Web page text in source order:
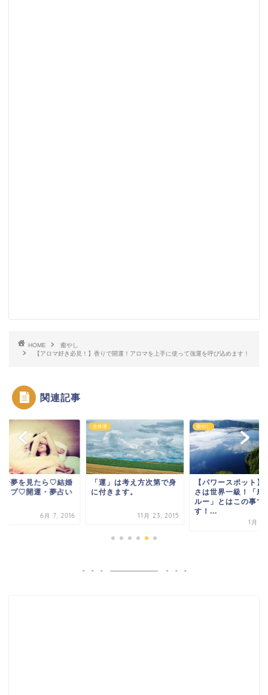
HOME
癒やし
【アロマ好き必見！】香りで開運！アロマを上手に使って強運を呼び込めます！
関連記事
な夢を見たら♡結婚
ップ♡開運・夢占い
6月 7, 2016
全体運
「運」は考え方次第で身
に付きます。
11月 23, 2015
癒やし
【パワースポット】
さは世界一級！「摩
ルー」とはこの事で
す！...
1月 6,